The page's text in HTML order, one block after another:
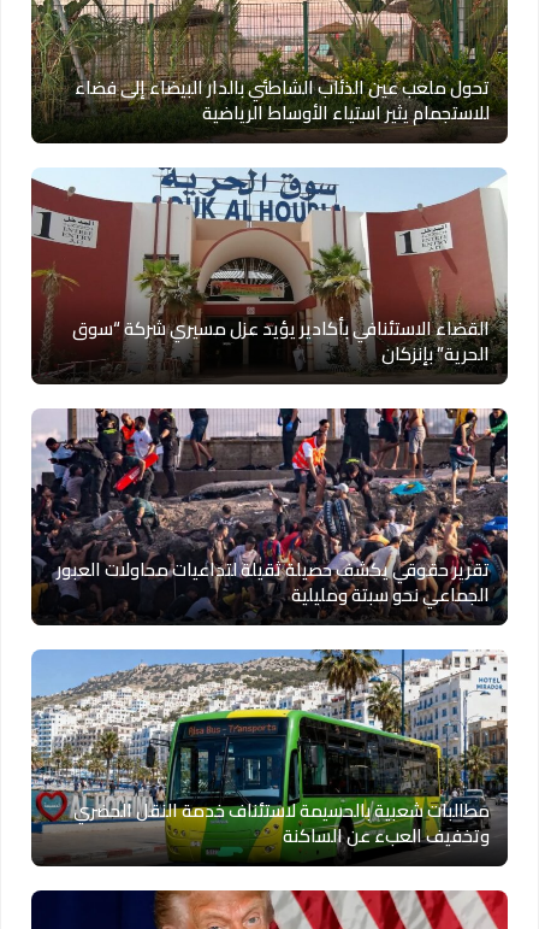
تحول ملعب عين الذئاب الشاطئي بالدار البيضاء إلى فضاء
للاستجمام يثير استياء الأوساط الرياضية
القضاء الاستئنافي بأكادير يؤيد عزل مسيري شركة “سوق
الحرية” بإنزكان
تقرير حقوقي يكشف حصيلة ثقيلة لتداعيات محاولات العبور
الجماعي نحو سبتة ومليلية
مطالبات شعبية بالحسيمة لاستئناف خدمة النقل الحضري
وتخفيف العبء عن الساكنة